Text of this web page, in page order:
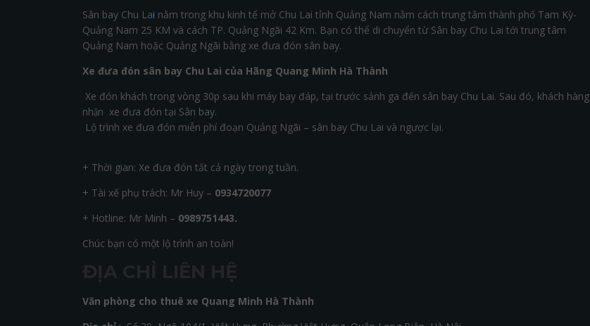
Sân bay Chu Lai nằm trong khu kinh tế mở Chu Lai tỉnh Quảng Nam nằm cách trung tâm thành phố Tam Kỳ-
Quảng Nam 25 KM và cách TP. Quảng Ngãi 42 Km. Bạn có thể di chuyển từ Sân bay Chu Lai tới trung tâm
Quảng Nam hoặc Quảng Ngãi bằng xe đưa đón sân bay.
Xe đưa đón sân bay Chu Lai của Hãng Quang Minh Hà Thành
Xe đón khách trong vòng 30p sau khi máy bay đáp, tại trước sảnh ga đến sân bay Chu Lai. Sau đó, khách hàng
nhận xe đưa đón tại Sân bay.
Lộ trình xe đưa đón miễn phí đoạn Quảng Ngãi – sân bay Chu Lai và ngược lại.
+ Thời gian: Xe đưa đón tất cả ngày trong tuần.
+ Tài xế phụ trách: Mr Huy – 0934720077
+ Hotline: Mr Minh – 0989751443.
Chúc bạn có một lộ trình an toàn!
Văn phòng cho thuê xe Quang Minh Hà Thành